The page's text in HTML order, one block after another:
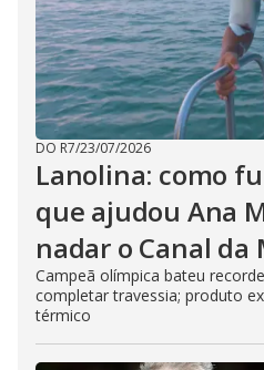
DO R7/23/07/2026
Lanolina: como
que ajudou Ana
nadar o Canal da
Campeã olímpica bateu
completar travessia; produto
térmico